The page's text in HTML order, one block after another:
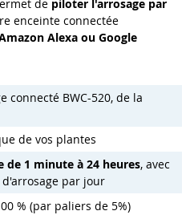
de piloter l'arrosage par
enceinte connectée
Alexa ou Google
connecté BWC-520, de la
de vos plantes
de 1 minute à 24 heures, avec
par jour
% (par paliers de 5%)